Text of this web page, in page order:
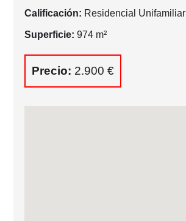
Calificación: Residencial Unifamiliar
Superficie: 974 m²
Precio: 2.900 €